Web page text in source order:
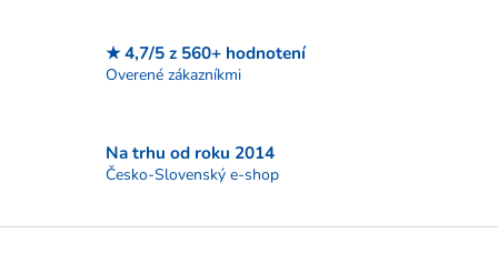
k
y
i
s
u
★ 4,7/5 z 560+ hodnotení
Overené zákazníkmi
Na trhu od roku 2014
Česko-Slovenský e-shop
Z